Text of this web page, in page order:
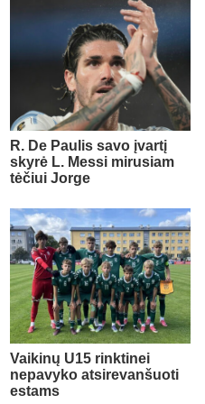
R. De Paulis savo įvartį
skyrė L. Messi mirusiam
tėčiui Jorge
Vaikinų U15 rinktinei
nepavyko atsirevanšuoti
estams